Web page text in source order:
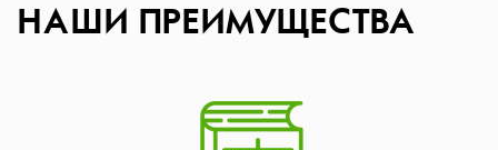
НАШИ ПРЕИМУЩЕСТВА